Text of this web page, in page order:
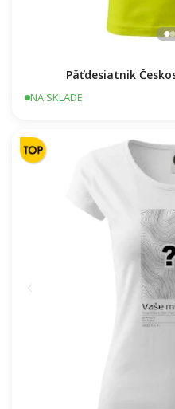
Päťdesiatnik
NA SKLADE